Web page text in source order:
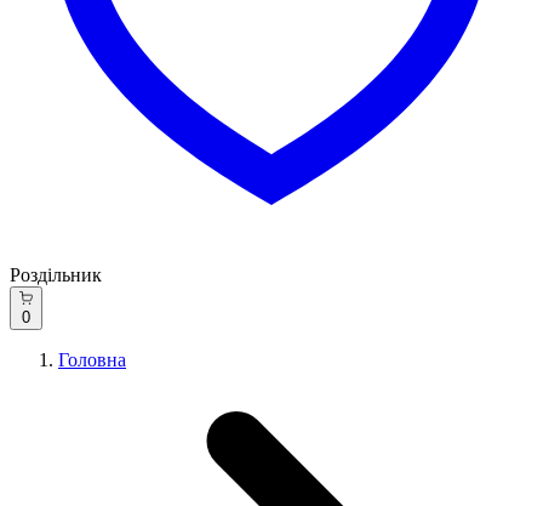
Роздільник
0
Головна